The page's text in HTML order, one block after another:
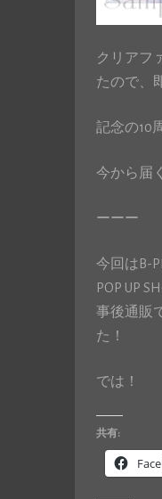
クリアフ
たので、
記念の10
今から届
ーーー
今回はB-
POP UP
事後通販
た！
では！
共有: